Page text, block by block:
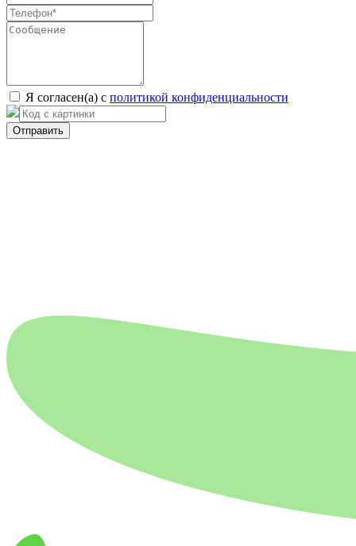
Я согласен(а) с политикой конфиденциальности
Отправить